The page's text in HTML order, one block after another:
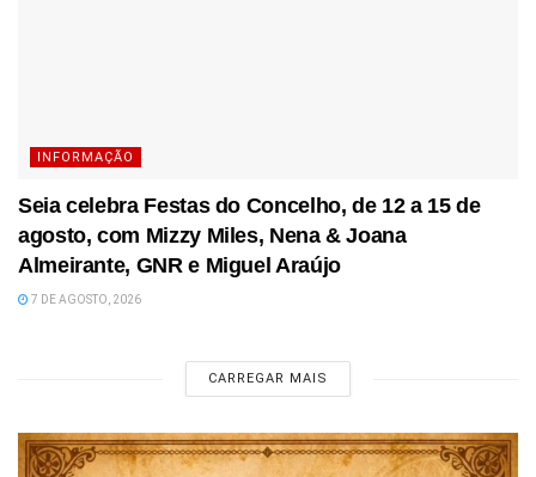
INFORMAÇÃO
Seia celebra Festas do Concelho, de 12 a 15 de
agosto, com Mizzy Miles, Nena & Joana
Almeirante, GNR e Miguel Araújo
7 DE AGOSTO, 2026
CARREGAR MAIS